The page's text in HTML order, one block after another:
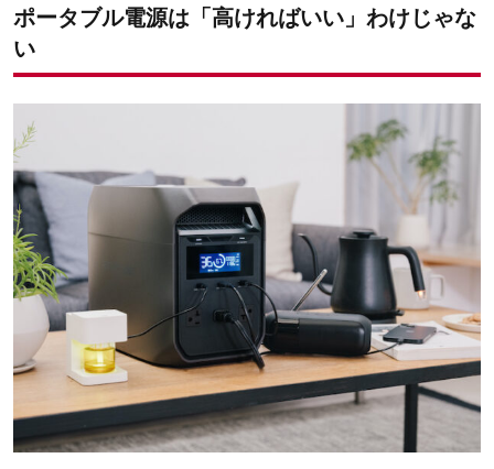
ポータブル電源は「高ければいい」わけじゃな
い